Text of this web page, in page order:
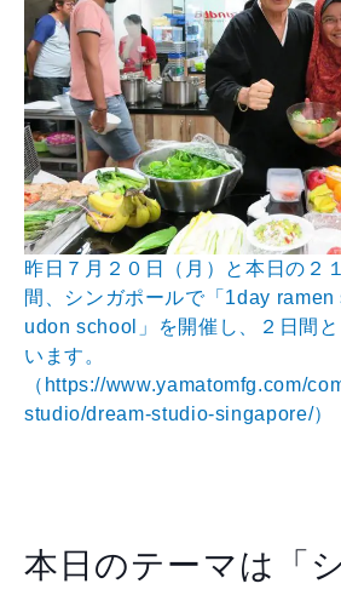
昨日７月２０日（月）と本日の２
間、シンガポールで「1day
udon school」を開催し、２日間
います。
（ https://www.yamatomfg.com/
studio/dream-studio-singapore/）
本日のテーマは「